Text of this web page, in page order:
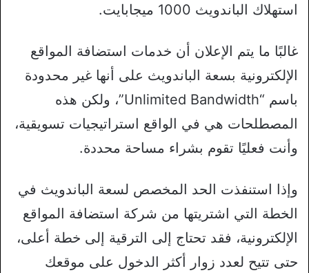
استهلاك الباندويث 1000 ميجابايت.
غالبًا ما يتم الإعلان أن خدمات استضافة المواقع
الإلكترونية بسعة الباندويث على أنها غير محدودة
باسم “Unlimited Bandwidth”، ولكن هذه
المصطلحات هي في الواقع استراتيجيات تسويقية،
وأنت فعليًا تقوم بشراء مساحة محددة.
وإذا استنفذت الحد المخصص لسعة الباندويث في
الخطة التي اشتريتها من شركة استضافة المواقع
الإلكترونية، فقد تحتاج إلى الترقية إلى خطة أعلى،
حتى تتيح لعدد زوار أكثر الدخول على موقعك